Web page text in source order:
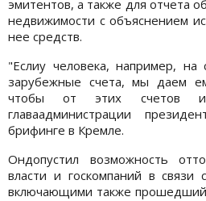
эмитентов, а также для отчета
недвижимости с объяснением
нее средств.
"Еслиу человека, например,
зарубежные счета, мы даем
чтобы от этих счетов
главаадминистрации
брифинге в Кремле.
Ондопустил возможность
власти и госкомпаний в связи
включающими также прошедший